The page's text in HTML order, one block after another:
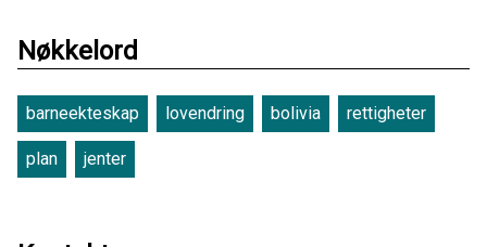
Nøkkelord
barneekteskap lovendring bolivia rettigheter
plan jenter